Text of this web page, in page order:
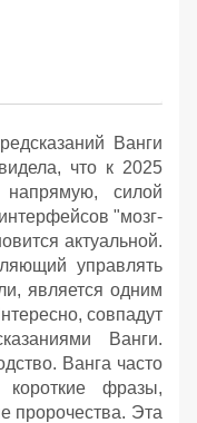
Ванги
что к 2025
силой
"мозг-
актуальной.
управлять
является одним
совпадут
Ванги.
Ванга часто
короткие фразы,
пророчества. Эта